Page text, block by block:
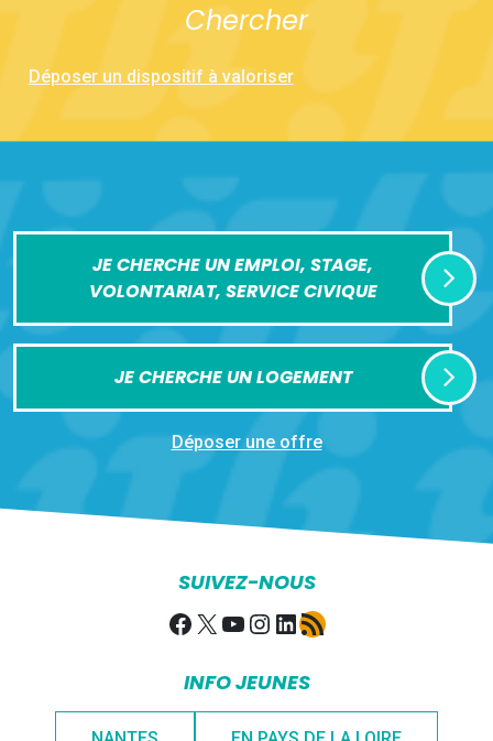
Chercher
Déposer un dispositif à valoriser
JE CHERCHE UN EMPLOI, STAGE,
VOLONTARIAT, SERVICE CIVIQUE
JE CHERCHE UN LOGEMENT
Déposer une offre
SUIVEZ-NOUS
Facebook
X YouTube
Instagram
LinkedIn
Flux RSS
INFO JEUNES